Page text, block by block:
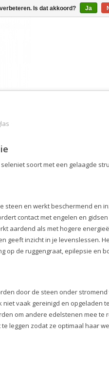
soort met een gelaagde
steen en werkt beschermend en
contact met engelen en
aardend als met hogere
geeft inzicht in je levenslessen.
op de ruggengraat, epilepsie en
door de steen onder
niet vaak gereinigd en
om andere edelstenen mee te
leggen zodat ze optimaal haar
Is dat akkoord? Ja